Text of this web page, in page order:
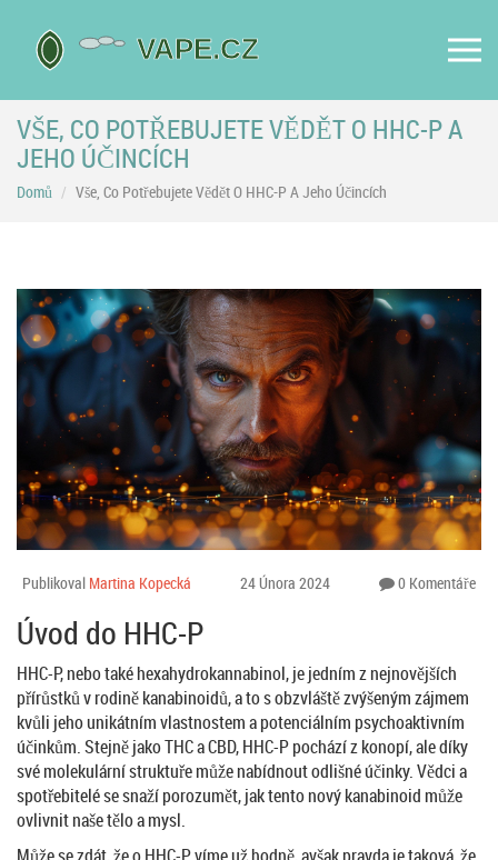
VŠE, CO POTŘEBUJETE VĚDĚT O HHC-P A
JEHO ÚČINCÍCH
Domů Vše, Co Potřebujete Vědět O HHC-P A Jeho Účincích
Publikoval Martina Kopecká 24 Února 2024 0 Komentáře
Úvod do HHC-P
HHC-P, nebo také hexahydrokannabinol, je jedním z nejnovějších
přírůstků v rodině kanabinoidů, a to s obzvláště zvýšeným zájmem
kvůli jeho unikátním vlastnostem a potenciálním psychoaktivním
účinkům. Stejně jako THC a CBD, HHC-P pochází z konopí, ale díky
své molekulární struktuře může nabídnout odlišné účinky. Vědci a
spotřebitelé se snaží porozumět, jak tento nový kanabinoid může
ovlivnit naše tělo a mysl.